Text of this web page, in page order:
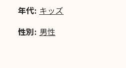
年代: キッズ
性別: 男性